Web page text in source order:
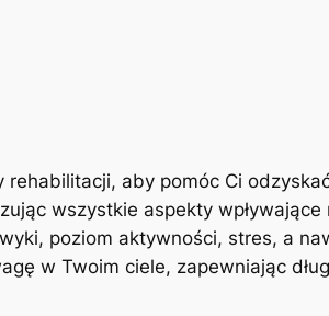
aby pomóc Ci
wszystkie aspekty
poziom aktywności, stres, a
w Twoim ciele, zapewniając